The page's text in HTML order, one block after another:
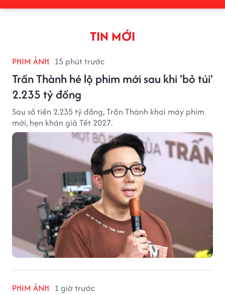
TIN MỚI
PHIM ẢNH 15 phút trước
Trấn Thành hé lộ phim mới sau khi 'bỏ túi'
2.235 tỷ đồng
Sau số tiền 2.235 tỷ đồng, Trấn Thành khai máy phim
mới, hẹn khán giả Tết 2027.
PHIM ẢNH 1 giờ trước